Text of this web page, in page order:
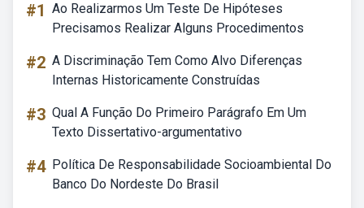
#1 Ao Realizarmos Um Teste De Hipóteses
Precisamos Realizar Alguns Procedimentos
#2 A Discriminação Tem Como Alvo Diferenças
Internas Historicamente Construídas
#3 Qual A Função Do Primeiro Parágrafo Em Um
Texto Dissertativo-argumentativo
#4 Política De Responsabilidade Socioambiental Do
Banco Do Nordeste Do Brasil